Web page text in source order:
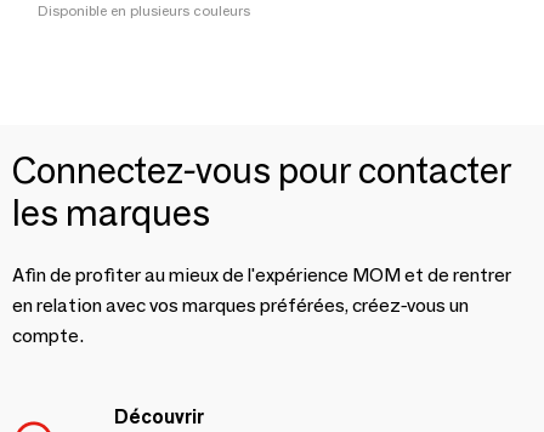
Disponible en plusieurs couleurs
Connectez-vous pour contacter
les marques
Afin de profiter au mieux de l'expérience MOM et de rentrer
en relation avec vos marques préférées, créez-vous un
compte.
Découvrir